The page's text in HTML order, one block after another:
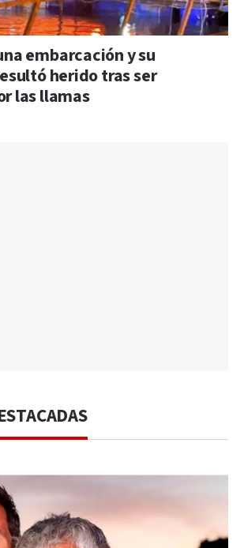
embarcación y su
herido tras ser
las llamas